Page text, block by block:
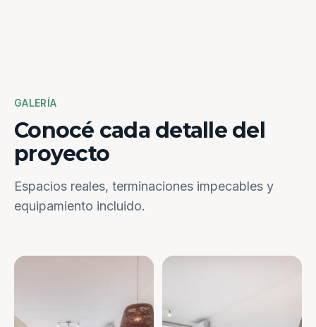
GALERÍA
Conocé cada detalle del
proyecto
Espacios reales, terminaciones impecables y
equipamiento incluido.